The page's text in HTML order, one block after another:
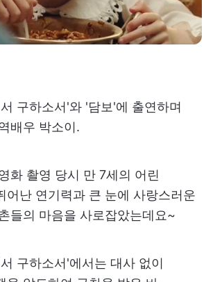
구하소서'와 '담보'에 출연하며
배우 박소이.
화 촬영 당시 만 7세의 어린
어난 연기력과 큰 눈에 사랑스러운
들의 마음을 사로잡았는데요~
구하소서'에서는 대사 없이